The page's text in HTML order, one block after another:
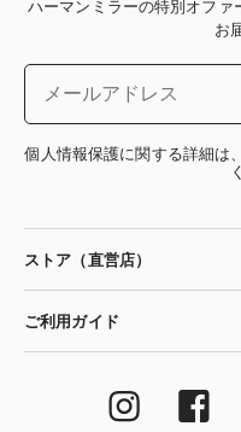
ハーマンミラーの特別オフ
お
個人情報保護に関する詳細は、
ストア（直営店）
ご利用ガイド